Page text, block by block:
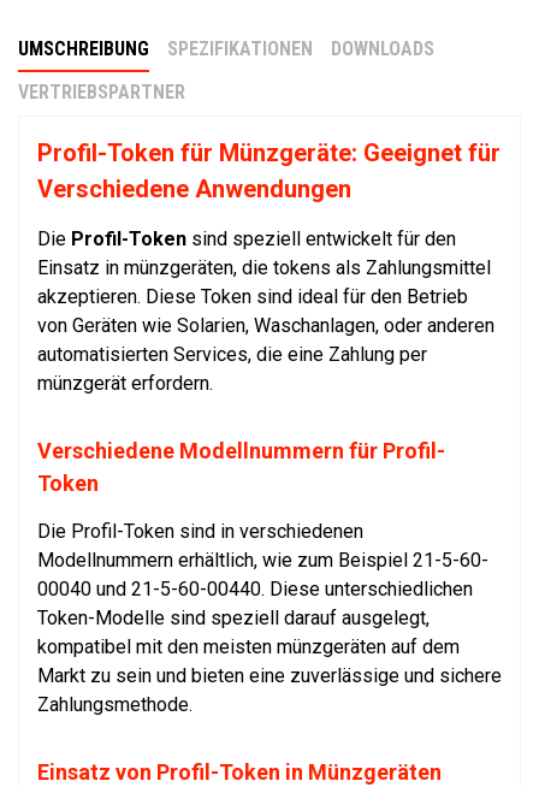
UMSCHREIBUNG SPEZIFIKATIONEN
DOWNLOADS
VERTRIEBSPARTNER
Profil-Token für Münzgeräte: Geeignet für
Verschiedene Anwendungen
Die Profil-Token sind speziell entwickelt für den
Einsatz in münzgeräten, die tokens als Zahlungsmittel
akzeptieren. Diese Token sind ideal für den Betrieb
von Geräten wie Solarien, Waschanlagen, oder anderen
automatisierten Services, die eine Zahlung per
münzgerät erfordern.
Verschiedene Modellnummern für Profil-
Token
Die Profil-Token sind in verschiedenen
Modellnummern erhältlich, wie zum Beispiel 21-5-60-
00040 und 21-5-60-00440. Diese unterschiedlichen
Token-Modelle sind speziell darauf ausgelegt,
kompatibel mit den meisten münzgeräten auf dem
Markt zu sein und bieten eine zuverlässige und sichere
Zahlungsmethode.
Einsatz von Profil-Token in Münzgeräten